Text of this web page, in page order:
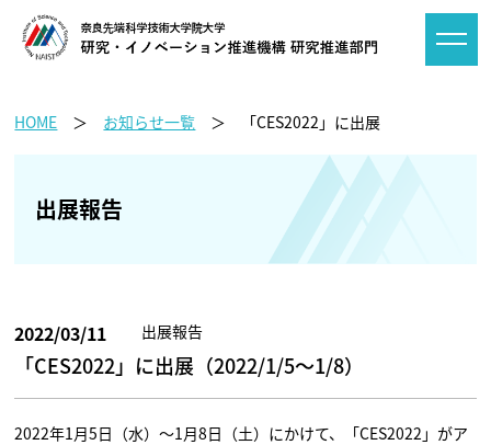
HOME お知らせ一覧 「CES2022」に出展
出展報告
2022/03/11 出展報告
「CES2022」に出展（2022/1/5～1/8）
2022年1月5日（水）～1月8日（土）にかけて、「CES2022」がア